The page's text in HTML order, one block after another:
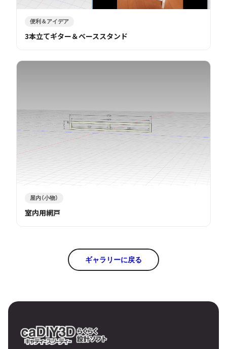
便利＆アイデア
3本立てギター＆ベーススタンド
屋内（小物）
室内用網戸
ギャラリーに戻る